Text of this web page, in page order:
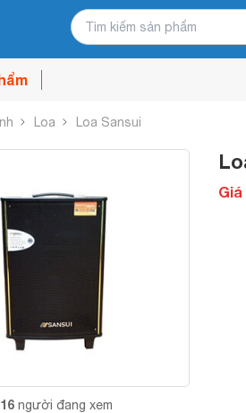
Loa Loa Sansui
16 người đang xem
Giá